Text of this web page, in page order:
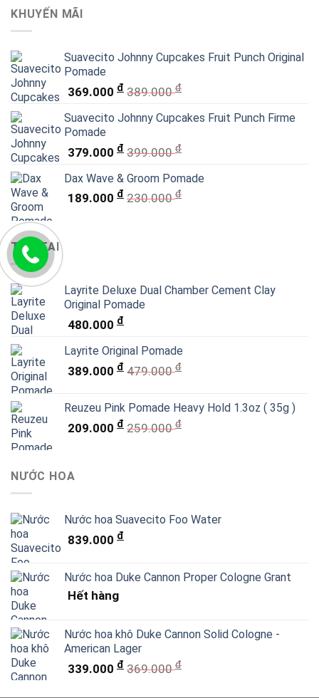
KHUYẾN MÃI
Suavecito Johnny Cupcakes Fruit Punch Original
Pomade
369.000 đ 389.000đ
Suavecito Johnny Cupcakes Fruit Punch Firme
Pomade
379.000 đ 399.000đ
Dax Wave & Groom Pomade
189.000 đ 230.000đ
TÓC TAI
Layrite Deluxe Dual Chamber Cement Clay
Original Pomade
480.000 đ
Layrite Original Pomade
389.000 đ 479.000đ
Reuzeu Pink Pomade Heavy Hold 1.3oz ( 35g )
209.000 đ 259.000đ
NƯỚC HOA
Nước hoa Suavecito Foo Water
839.000 đ
Nước hoa Duke Cannon Proper Cologne Grant
Hết hàng
Nước hoa khô Duke Cannon Solid Cologne -
American Lager
339.000 đ 369.000đ